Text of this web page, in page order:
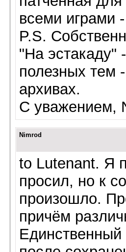
всеми играми
P.S.
"На эстакаду"
полезных тем
архивах.
С уважением,
Nimrod
to Lutenant. Я
просил, но к
произошло.
причём